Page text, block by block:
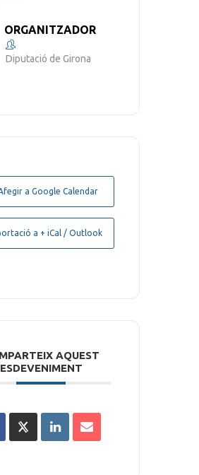
ORGANITZADOR
Diputació de Girona
a Google Calendar
a + iCal / Outlook
AQUEST
ESDEVENIMENT